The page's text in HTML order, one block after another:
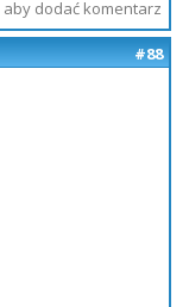
aby dodać komentarz
#88